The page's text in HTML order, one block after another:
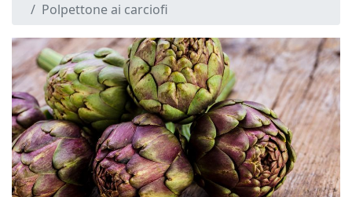
Polpettone ai carciofi